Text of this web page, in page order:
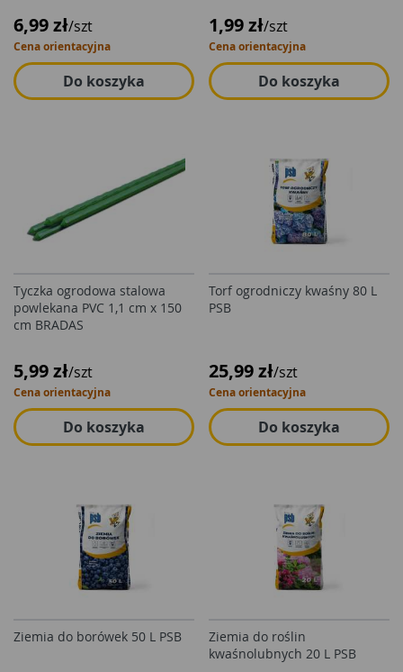
6,99 zł/szt
Cena orientacyjna
Do koszyka
1,99 zł/szt
Cena orientacyjna
Do koszyka
Tyczka ogrodowa stalowa
powlekana PVC 1,1 cm x 150
cm BRADAS
5,99 zł/szt
Cena orientacyjna
Do koszyka
Torf ogrodniczy kwaśny 80 L
PSB
25,99 zł/szt
Cena orientacyjna
Do koszyka
Ziemia do borówek 50 L PSB
Ziemia do roślin
kwaśnolubnych 20 L PSB